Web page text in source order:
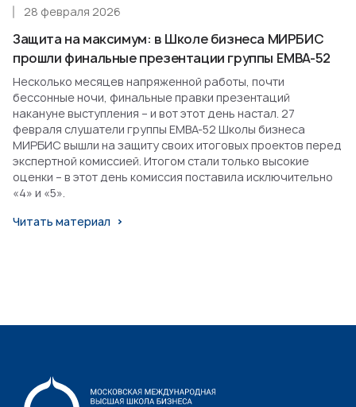
Защита на максимум: в Школе бизнеса МИРБИС
прошли финальные презентации группы EMBA-52
28 февраля 2026
Несколько месяцев напряженной работы, почти
бессонные ночи, финальные правки презентаций
накануне выступления – и вот этот день настал. 27
февраля слушатели группы EMBA-52 Школы бизнеса
МИРБИС вышли на защиту своих итоговых проектов перед
экспертной комиссией. Итогом стали только высокие
оценки – в этот день комиссия поставила исключительно
«4» и «5».
Читать материал